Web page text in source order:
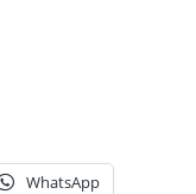
WhatsApp